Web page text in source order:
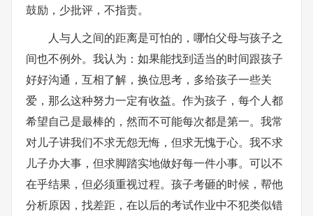
鼓励，少批评，不指责。
人与人之间的距离是可怕的，哪怕父母与孩子之
间也不例外。我认为：如果能找到适当的时间跟孩子
好好沟通，互相了解，换位思考，多给孩子一些关
爱，那么这种努力一定有收益。作为孩子，每个人都
希望自己是最棒的，然而不可能每次都是第一。我常
对儿子讲我们不求无怨无悔，但求无愧于心。我不求
儿子办大事，但求脚踏实地做好每一件小事。可以不
在乎结果，但必须重视过程。孩子考砸的时候，帮他
分析原因，找差距，在以后的考试作业中不犯类似错